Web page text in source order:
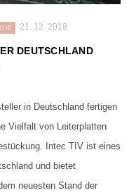
21. 12. 2018
DEUTSCHLAND
in Deutschland fertigen
Vielfalt von Leiterplatten
Intec TIV ist eines
und bietet
neuesten Stand der